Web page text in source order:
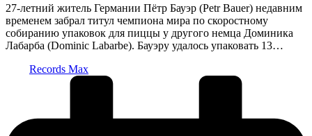
27-летний житель Германии Пётр Бауэр (Petr Bauer) недавним
временем забрал титул чемпиона мира по скоростному
собиранию упаковок для пиццы у другого немца Доминика
Лабарба (Dominic Labarbe). Бауэру удалось упаковать 13…
Records Max